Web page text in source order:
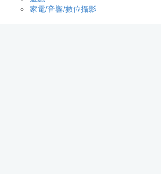
家電/音響/數位攝影